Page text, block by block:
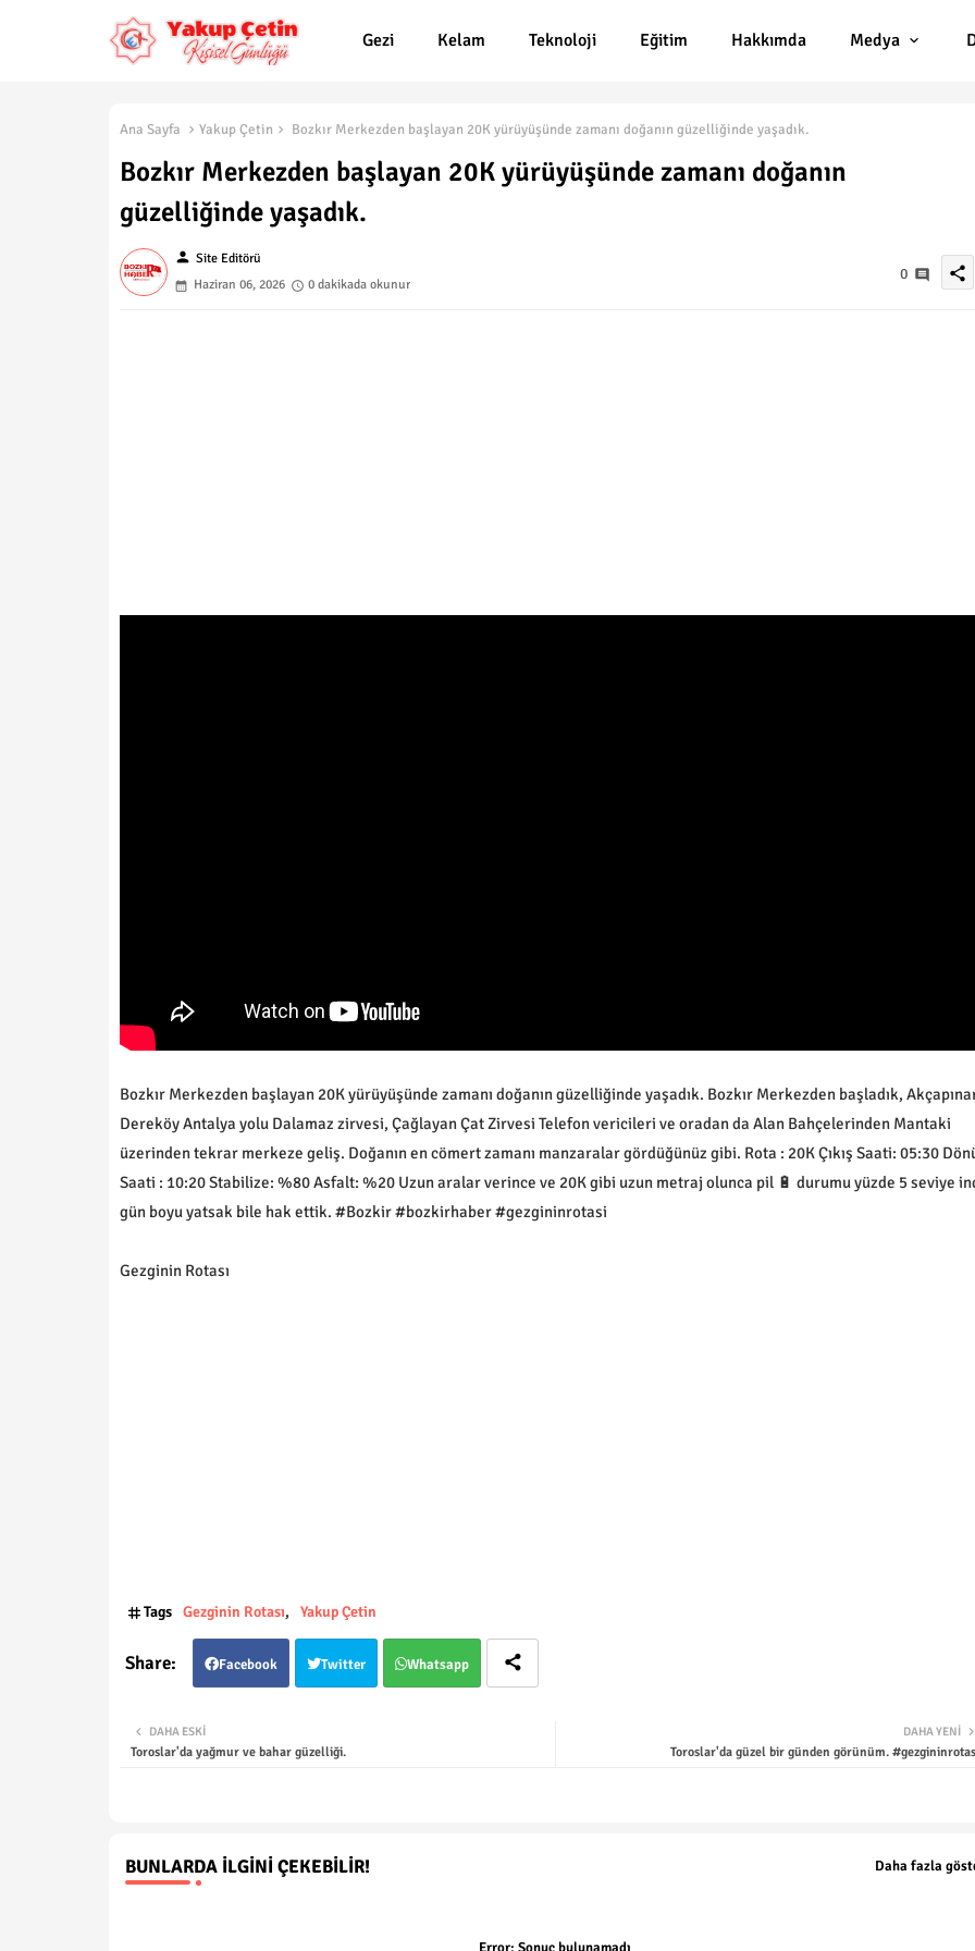
Gezi Kelam Teknoloji Eğitim Hakkımda Medya
Ana Sayfa Yakup Çetin Bozkır Merkezden başlayan 20K yürüyüşünde zamanı doğanın güzelliğinde yaşadık.
Bozkır Merkezden başlayan 20K yürüyüşünde zamanı doğanın
güzelliğinde yaşadık.
person Site Editörü
Haziran 06, 2026
0 dakikada okunur
0 share
Bozkır Merkezden başlayan 20K yürüyüşünde zamanı doğanın güzelliğinde yaşadık. Bozkır Merkezden başladık,
Dereköy Antalya yolu Dalamaz zirvesi, Çağlayan Çat Zirvesi Telefon vericileri ve oradan da Alan Bahçelerinden Mantaki
üzerinden tekrar merkeze geliş. Doğanın en cömert zamanı manzaralar gördüğünüz gibi. Rota : 20K Çıkış Saati: 05:30
Saati : 10:20 Stabilize: %80 Asfalt: %20 Uzun aralar verince ve 20K gibi uzun metraj olunca pil 🔋 durumu yüzde 5 seviye
gün boyu yatsak bile hak ettik. #Bozkir #bozkirhaber #gezgininrotasi
Gezginin Rotası
Tags Gezginin Rotası Yakup Çetin
Facebook Twitter Whatsapp
DAHA YENI
Toroslar'da güzel bir günden görünüm.
DAHA ESKI
Toroslar'da yağmur ve bahar güzelliği.
BUNLARDA İLGINI ÇEKEBILIR! Daha fazla